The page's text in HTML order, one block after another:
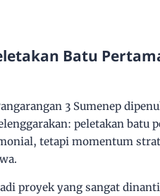
Batu
3 Sumenep
peletakan batu
tetapi momentum
proyek yang sangat